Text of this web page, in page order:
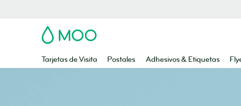
MOO
Tarjetas de Visita Postales Adhesivos & Etiquetas